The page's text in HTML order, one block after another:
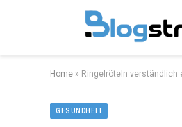
Home » Ringelröteln verständlich
GESUNDHEIT